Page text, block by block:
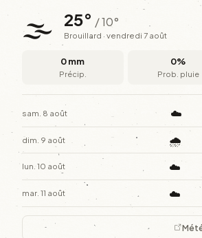
🌫️ 25° / 10°
Brouillard · vendredi 7 août
0 mm
Précip.
0%
Prob. pluie
sam. 8 août ☁️
dim. 9 août 🌧️
lun. 10 août ☁️
mar. 11 août ☁️